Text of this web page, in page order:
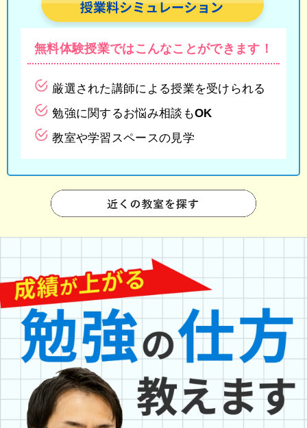
無料体験授業ではこんなことができます！
厳選された講師による授業を受けられる
勉強に関するお悩み相談もOK
教室や学習スペースの見学